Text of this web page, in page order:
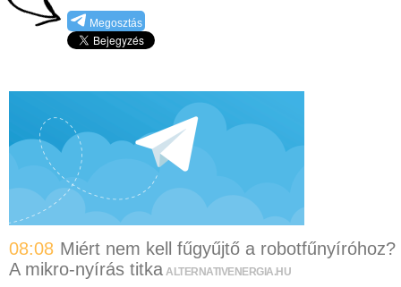
Megosztás
08:08 Miért nem kell fűgyűjtő a robotfűnyíróhoz?
A mikro-nyírás titka ALTERNATIVENERGIA.HU